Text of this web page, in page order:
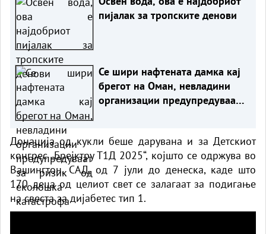
пијалак за тропските денови
Се шири нафтената дамка кај
брегот на Оман, невладини
организации предупредуваат
Донација од кукли беше дарувана и за Детскиот
конгрес „Брејктру Т1Д 2025“, којшто се одржува во
Вашингтон, САД, од 7 јули до денеска, каде што
170 деца од целиот свет се залагаат за подигање
на свеста за дијабетес тип 1.